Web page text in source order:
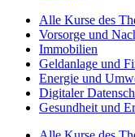
Alle Kurse des
Vorsorge und
Immobilien
Geldanlage und
Energie und
Digitaler
Gesundheit und